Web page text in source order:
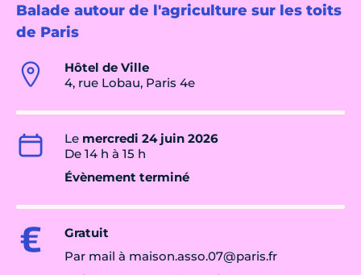
Balade autour de l'agriculture sur les toits
de Paris
Hôtel de Ville
4, rue Lobau, Paris 4e
Le mercredi 24 juin 2026
De 14 h à 15 h
Évènement terminé
Gratuit
Par mail à maison.asso.07@paris.fr